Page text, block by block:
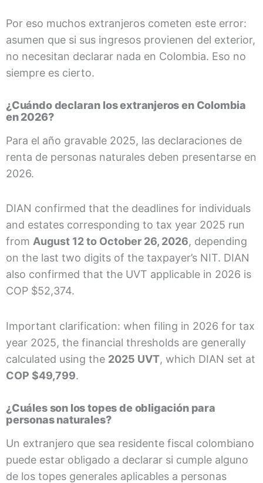
Por eso muchos extranjeros cometen este error:
asumen que si sus ingresos provienen del exterior,
no necesitan declarar nada en Colombia. Eso no
siempre es cierto.
¿Cuándo declaran los extranjeros en Colombia
en 2026?
Para el año gravable 2025, las declaraciones de
renta de personas naturales deben presentarse en
2026.
DIAN confirmed that the deadlines for individuals
and estates corresponding to tax year 2025 run
from August 12 to October 26, 2026, depending
on the last two digits of the taxpayer’s NIT. DIAN
also confirmed that the UVT applicable in 2026 is
COP $52,374.
Important clarification: when filing in 2026 for tax
year 2025, the financial thresholds are generally
calculated using the 2025 UVT, which DIAN set at
COP $49,799.
¿Cuáles son los topes de obligación para
personas naturales?
Un extranjero que sea residente fiscal colombiano
puede estar obligado a declarar si cumple alguno
de los topes generales aplicables a personas